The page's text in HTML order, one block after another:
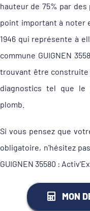
hauteur de 75% par
point important à noter
1946 qui représente à
commune GUIGNEN
trouvant être construite
diagnostics tel que le
plomb.
Si vous pensez que
obligatoire, n'hésitez
GUIGNEN 35580 :
MON